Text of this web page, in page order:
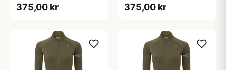
L
375,00 kr
M
375,00 kr